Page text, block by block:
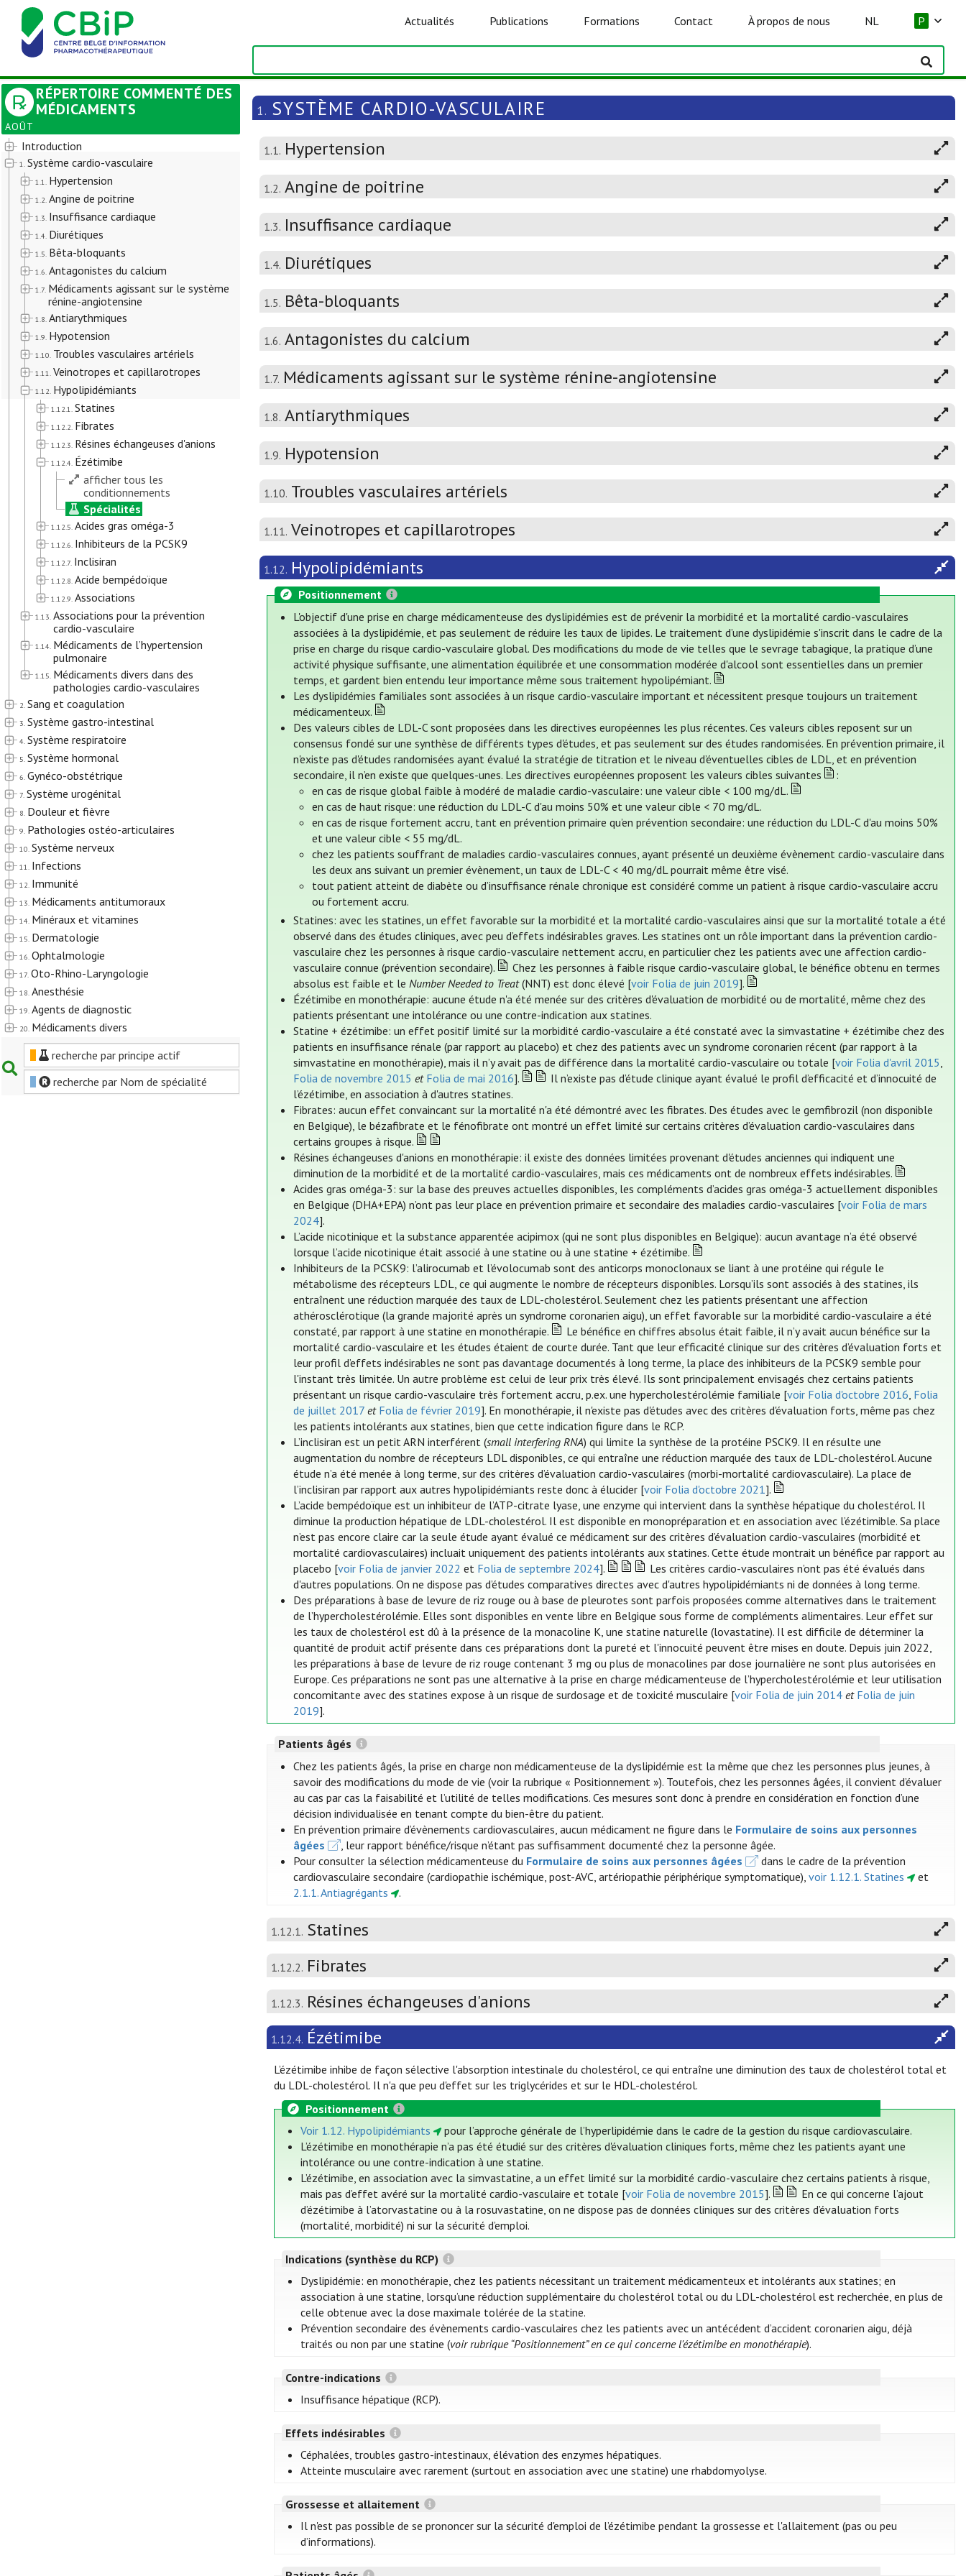
Actualités Publications Formations Contact À propos de nous NL P
RÉPERTOIRE COMMENTÉ DES
MÉDICAMENTS
AOÛT
Introduction
1. Système cardio-vasculaire
1.1. Hypertension
1.2. Angine de poitrine
1.3. Insuffisance cardiaque
1.4. Diurétiques
1.5. Bêta-bloquants
1.6. Antagonistes du calcium
1.7. Médicaments agissant sur le système
rénine-angiotensine
1.8. Antiarythmiques
1.9. Hypotension
1.10. Troubles vasculaires artériels
1.11. Veinotropes et capillarotropes
1.12. Hypolipidémiants
1.12.1. Statines
1.12.2. Fibrates
1.12.3. Résines échangeuses d'anions
1.12.4. Ézétimibe
afficher tous les
conditionnements
Spécialités
1.12.5. Acides gras oméga-3
1.12.6. Inhibiteurs de la PCSK9
1.12.7. Inclisiran
1.12.8. Acide bempédoïque
1.12.9. Associations
1.13. Associations pour la prévention
cardio-vasculaire
1.14. Médicaments de l’hypertension
pulmonaire
1.15. Médicaments divers dans des
pathologies cardio-vasculaires
2. Sang et coagulation
3. Système gastro-intestinal
4. Système respiratoire
5. Système hormonal
6. Gynéco-obstétrique
7. Système urogénital
8. Douleur et fièvre
9. Pathologies ostéo-articulaires
10. Système nerveux
11. Infections
12. Immunité
13. Médicaments antitumoraux
14. Minéraux et vitamines
15. Dermatologie
16. Ophtalmologie
17. Oto-Rhino-Laryngologie
18. Anesthésie
19. Agents de diagnostic
20. Médicaments divers
recherche par principe actif
recherche par Nom de spécialité
1. SYSTÈME CARDIO-VASCULAIRE
1.1. Hypertension
1.2. Angine de poitrine
1.3. Insuffisance cardiaque
1.4. Diurétiques
1.5. Bêta-bloquants
1.6. Antagonistes du calcium
1.7. Médicaments agissant sur le système rénine-angiotensine
1.8. Antiarythmiques
1.9. Hypotension
1.10. Troubles vasculaires artériels
1.11. Veinotropes et capillarotropes
1.12. Hypolipidémiants
Positionnement
L'objectif d'une prise en charge médicamenteuse des dyslipidémies est de prévenir la morbidité et la mortalité cardio-vasculaires
associées à la dyslipidémie, et pas seulement de réduire les taux de lipides. Le traitement d’une dyslipidémie s'inscrit dans le cadre de la
prise en charge du risque cardio-vasculaire global. Des modifications du mode de vie telles que le sevrage tabagique, la pratique d’une
activité physique suffisante, une alimentation équilibrée et une consommation modérée d'alcool sont essentielles dans un premier
temps, et gardent bien entendu leur importance même sous traitement hypolipémiant.
Les dyslipidémies familiales sont associées à un risque cardio-vasculaire important et nécessitent presque toujours un traitement
médicamenteux.
Des valeurs cibles de LDL-C sont proposées dans les directives européennes les plus récentes. Ces valeurs cibles reposent sur un
consensus fondé sur une synthèse de différents types d'études, et pas seulement sur des études randomisées. En prévention primaire, il
n'existe pas d'études randomisées ayant évalué la stratégie de titration et le niveau d’éventuelles cibles de LDL, et en prévention
secondaire, il n’en existe que quelques-unes. Les directives européennes proposent les valeurs cibles suivantes
:
en cas de risque global faible à modéré de maladie cardio-vasculaire: une valeur cible < 100 mg/dL.
en cas de haut risque: une réduction du LDL-C d'au moins 50% et une valeur cible < 70 mg/dL.
en cas de risque fortement accru, tant en prévention primaire qu’en prévention secondaire: une réduction du LDL-C d'au moins 50%
et une valeur cible < 55 mg/dL.
chez les patients souffrant de maladies cardio-vasculaires connues, ayant présenté un deuxième évènement cardio-vasculaire dans
les deux ans suivant un premier évènement, un taux de LDL-C < 40 mg/dL pourrait même être visé.
tout patient atteint de diabète ou d’insuffisance rénale chronique est considéré comme un patient à risque cardio-vasculaire accru
ou fortement accru.
Statines: avec les statines, un effet favorable sur la morbidité et la mortalité cardio-vasculaires ainsi que sur la mortalité totale a été
observé dans des études cliniques, avec peu d’effets indésirables graves. Les statines ont un rôle important dans la prévention cardio-
vasculaire chez les personnes à risque cardio-vasculaire nettement accru, en particulier chez les patients avec une affection cardio-
vasculaire connue (prévention secondaire).
Chez les personnes à faible risque cardio-vasculaire global, le bénéfice obtenu en termes
absolus est faible et leNumber Needed to Treat(NNT) est donc élevé [voir Folia de juin 2019].
Ézétimibe en monothérapie: aucune étude n'a été menée sur des critères d'évaluation de morbidité ou de mortalité, même chez des
patients présentant une intolérance ou une contre-indication aux statines.
Statine + ézétimibe: un effet positif limité sur la morbidité cardio-vasculaire a été constaté avec la simvastatine + ézétimibe chez des
patients en insuffisance rénale (par rapport au placebo) et chez des patients avec un syndrome coronarien récent (par rapport à la
simvastatine en monothérapie), mais il n’y avait pas de différence dans la mortalité cardio-vasculaire ou totale [voir Folia d'avril 2015,
Folia de novembre 2015 et Folia de mai 2016].
Il n’existe pas d’étude clinique ayant évalué le profil d’efficacité et d’innocuité de
l’ézétimibe, en association à d'autres statines.
Fibrates: aucun effet convaincant sur la mortalité n'a été démontré avec les fibrates. Des études avec le gemfibrozil (non disponible
en Belgique), le bézafibrate et le fénofibrate ont montré un effet limité sur certains critères d’évaluation cardio-vasculaires dans
certains groupes à risque.
Résines échangeuses d'anions en monothérapie: il existe des données limitées provenant d'études anciennes qui indiquent une
diminution de la morbidité et de la mortalité cardio-vasculaires, mais ces médicaments ont de nombreux effets indésirables.
Acides gras oméga-3: sur la base des preuves actuelles disponibles, les compléments d’acides gras oméga-3 actuellement disponibles
en Belgique (DHA+EPA) n’ont pas leur place en prévention primaire et secondaire des maladies cardio-vasculaires [voir Folia de mars
2024].
L’acide nicotinique et la substance apparentée acipimox (qui ne sont plus disponibles en Belgique): aucun avantage n’a été observé
lorsque l’acide nicotinique était associé à une statine ou à une statine + ézétimibe.
Inhibiteurs de la PCSK9: l’alirocumab et l’évolocumab sont des anticorps monoclonaux se liant à une protéine qui régule le
métabolisme des récepteurs LDL, ce qui augmente le nombre de récepteurs disponibles. Lorsqu’ils sont associés à des statines, ils
entraînent une réduction marquée des taux de LDL-cholestérol. Seulement chez les patients présentant une affection
athérosclérotique (la grande majorité après un syndrome coronarien aigu), un effet favorable sur la morbidité cardio-vasculaire a été
constaté, par rapport à une statine en monothérapie.
Le bénéfice en chiffres absolus était faible, il n’y avait aucun bénéfice sur la
mortalité cardio-vasculaire et les études étaient de courte durée. Tant que leur efficacité clinique sur des critères d’évaluation forts et
leur profil d’effets indésirables ne sont pas davantage documentés à long terme, la place des inhibiteurs de la PCSK9 semble pour
l'instant très limitée. Un autre problème est celui de leur prix très élevé. Ils sont principalement envisagés chez certains patients
présentant un risque cardio-vasculaire très fortement accru, p.ex. une hypercholestérolémie familiale [voir Folia d'octobre 2016, Folia
de juillet 2017 et Folia de février 2019]. En monothérapie, il n'existe pas d'études avec des critères d'évaluation forts, même pas chez
les patients intolérants aux statines, bien que cette indication figure dans le RCP.
L’inclisiran est un petit ARN interférent (small interfering RNA) qui limite la synthèse de la protéine PSCK9. Il en résulte une
augmentation du nombre de récepteurs LDL disponibles, ce qui entraîne une réduction marquée des taux de LDL-cholestérol. Aucune
étude n’a été menée à long terme, sur des critères d’évaluation cardio-vasculaires (morbi-mortalité cardiovasculaire). La place de
l’inclisiran par rapport aux autres hypolipidémiants reste donc à élucider [voir Folia d'octobre 2021].
L’acide bempédoïque est un inhibiteur de l’ATP-citrate lyase, une enzyme qui intervient dans la synthèse hépatique du cholestérol. Il
diminue la production hépatique de LDL-cholestérol. Il est disponible en monopréparation et en association avec l’ézétimible. Sa place
n’est pas encore claire car la seule étude ayant évalué ce médicament sur des critères d’évaluation cardio-vasculaires (morbidité et
mortalité cardiovasculaires) incluait uniquement des patients intolérants aux statines. Cette étude montrait un bénéfice par rapport au
placebo [voir Folia de janvier 2022 et Folia de septembre 2024].
Les critères cardio-vasculaires n’ont pas été évalués dans
d'autres populations. On ne dispose pas d’études comparatives directes avec d'autres hypolipidémiants ni de données à long terme.
Des préparations à base de levure de riz rouge ou à base de pleurotes sont parfois proposées comme alternatives dans le traitement
de l’hypercholestérolémie. Elles sont disponibles en vente libre en Belgique sous forme de compléments alimentaires. Leur effet sur
les taux de cholestérol est dû à la présence de la monacoline K, une statine naturelle (lovastatine). Il est difficile de déterminer la
quantité de produit actif présente dans ces préparations dont la pureté et l'innocuité peuvent être mises en doute. Depuis juin 2022,
les préparations à base de levure de riz rouge contenant 3 mg ou plus de monacolines par dose journalière ne sont plus autorisées en
Europe. Ces préparations ne sont pas une alternative à la prise en charge médicamenteuse de l’hypercholestérolémie et leur utilisation
concomitante avec des statines expose à un risque de surdosage et de toxicité musculaire [voir Folia de juin 2014 et Folia de juin
2019].
Patients âgés
Chez les patients âgés, la prise en charge non médicamenteuse de la dyslipidémie est la même que chez les personnes plus jeunes, à
savoir des modifications du mode de vie (voir la rubrique « Positionnement »). Toutefois, chez les personnes âgées, il convient d’évaluer
au cas par cas la faisabilité et l’utilité de telles modifications. Ces mesures sont donc à prendre en considération en fonction d’une
décision individualisée en tenant compte du bien-être du patient.
En prévention primaire d’évènements cardiovasculaires, aucun médicament ne figure dans le Formulaire de soins aux personnes
âgées
, leur rapport bénéfice/risque n’étant pas suffisamment documenté chez la personne âgée.
Pour consulter la sélection médicamenteuse du Formulaire de soins aux personnes âgées
dans le cadre de la prévention
cardiovasculaire secondaire (cardiopathie ischémique, post-AVC, artériopathie périphérique symptomatique),voir 1.12.1. Statines
et
2.1.1. Antiagrégants
.
1.12.1. Statines
1.12.2. Fibrates
1.12.3. Résines échangeuses d'anions
1.12.4. Ézétimibe
L’ézétimibe inhibe de façon sélective l'absorption intestinale du cholestérol, ce qui entraîne une diminution des taux de cholestérol total et
du LDL-cholestérol. Il n'a que peu d'effet sur les triglycérides et sur le HDL-cholestérol.
Positionnement
Voir 1.12. Hypolipidémiants
pour l’approche générale de l’hyperlipidémie dans le cadre de la gestion du risque cardiovasculaire.
L’ézétimibe en monothérapie n’a pas été étudié sur des critères d'évaluation cliniques forts, même chez les patients ayant une
intolérance ou une contre-indication à une statine.
L’ézétimibe, en association avec la simvastatine, a un effet limité sur la morbidité cardio-vasculaire chez certains patients à risque,
mais pas d’effet avéré sur la mortalité cardio-vasculaire et totale [voir Folia de novembre 2015].
En ce qui concerne l’ajout
d’ézétimibe à l’atorvastatine ou à la rosuvastatine, on ne dispose pas de données cliniques sur des critères d’évaluation forts
(mortalité, morbidité) ni sur la sécurité d’emploi.
Indications (synthèse du RCP)
Dyslipidémie: en monothérapie, chez les patients nécessitant un traitement médicamenteux et intolérants aux statines; en
association à une statine, lorsqu’une réduction supplémentaire du cholestérol total ou du LDL-cholestérol est recherchée, en plus de
celle obtenue avec la dose maximale tolérée de la statine.
Prévention secondaire des évènements cardio-vasculaires chez les patients avec un antécédent d’accident coronarien aigu, déjà
traités ou non par une statine (voir rubrique “Positionnement” en ce qui concerne l'ézétimibe en monothérapie).
Contre-indications
Insuffisance hépatique (RCP).
Effets indésirables
Céphalées, troubles gastro-intestinaux, élévation des enzymes hépatiques.
Atteinte musculaire avec rarement (surtout en association avec une statine) une rhabdomyolyse.
Grossesse et allaitement
Il n'est pas possible de se prononcer sur la sécurité d'emploi de l’ézétimibe pendant la grossesse et l'allaitement (pas ou peu
d’informations).